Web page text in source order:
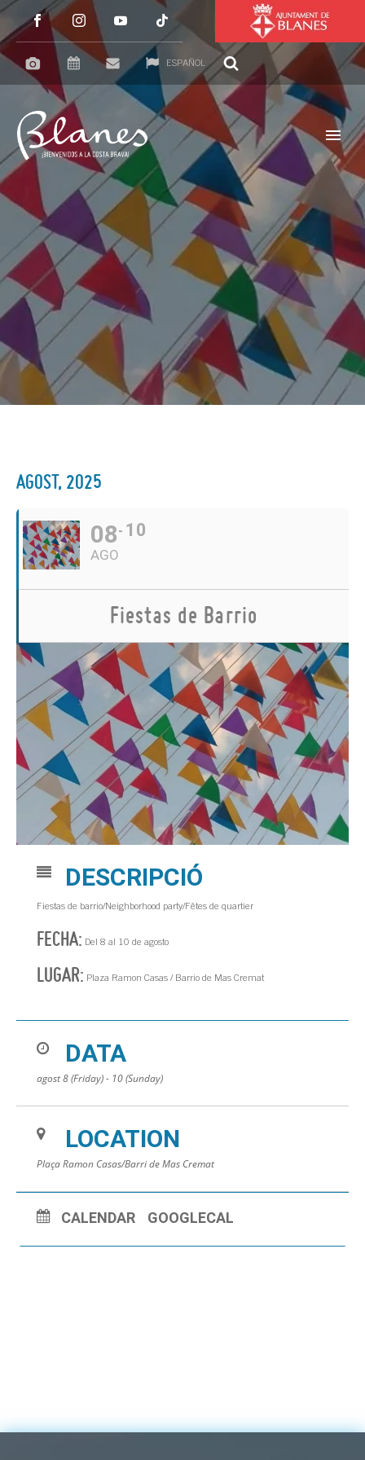
ESPAÑOL
AGOST, 2025
08
AGO
10
Fiestas de Barrio
DESCRIPCIÓ
Fiestas de barrio/Neighborhood party/Fêtes de quartier
FECHA: Del 8 al 10 de agosto
LUGAR: Plaza Ramon Casas / Barrio de Mas Cremat
DATA
agost 8 (Friday) - 10 (Sunday)
LOCATION
Plaça Ramon Casas/Barri de Mas Cremat
CALENDAR GOOGLECAL